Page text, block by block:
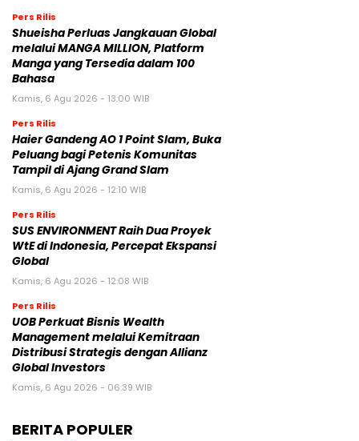
Pers Rilis
Shueisha Perluas Jangkauan Global
melalui MANGA MILLION, Platform
Manga yang Tersedia dalam 100
Bahasa
Kamis, 6 Agu 2026 - 13:00 WIB
Pers Rilis
Haier Gandeng AO 1 Point Slam, Buka
Peluang bagi Petenis Komunitas
Tampil di Ajang Grand Slam
Kamis, 6 Agu 2026 - 12:10 WIB
Pers Rilis
SUS ENVIRONMENT Raih Dua Proyek
WtE di Indonesia, Percepat Ekspansi
Global
Kamis, 6 Agu 2026 - 12:08 WIB
Pers Rilis
UOB Perkuat Bisnis Wealth
Management melalui Kemitraan
Distribusi Strategis dengan Allianz
Global Investors
Kamis, 6 Agu 2026 - 06:39 WIB
BERITA POPULER